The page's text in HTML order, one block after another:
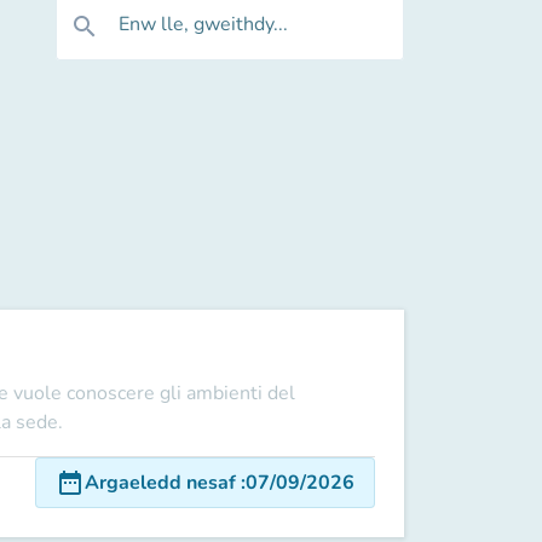
search Enw lle, gweithdy...
vuole conoscere gli ambienti del
sede.
date_rangeArgaeledd nesaf:07/09/2026